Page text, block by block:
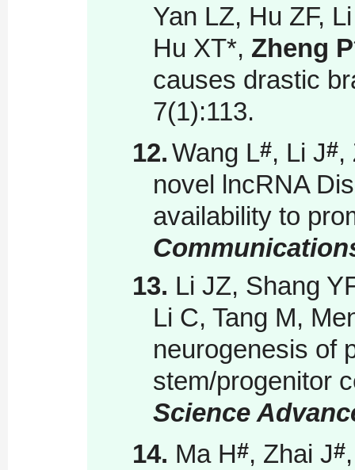
Yan LZ, Hu ZF,
Hu XT*, Zheng P
causes drastic
7(1):113.
12.Wang L#, Li J#,
novel lncRNA
availability to
13. Li JZ, Shang
Li C, Tang M,
neurogenesis of
stem/progenitor
Science
14. Ma H#, Zhai J#